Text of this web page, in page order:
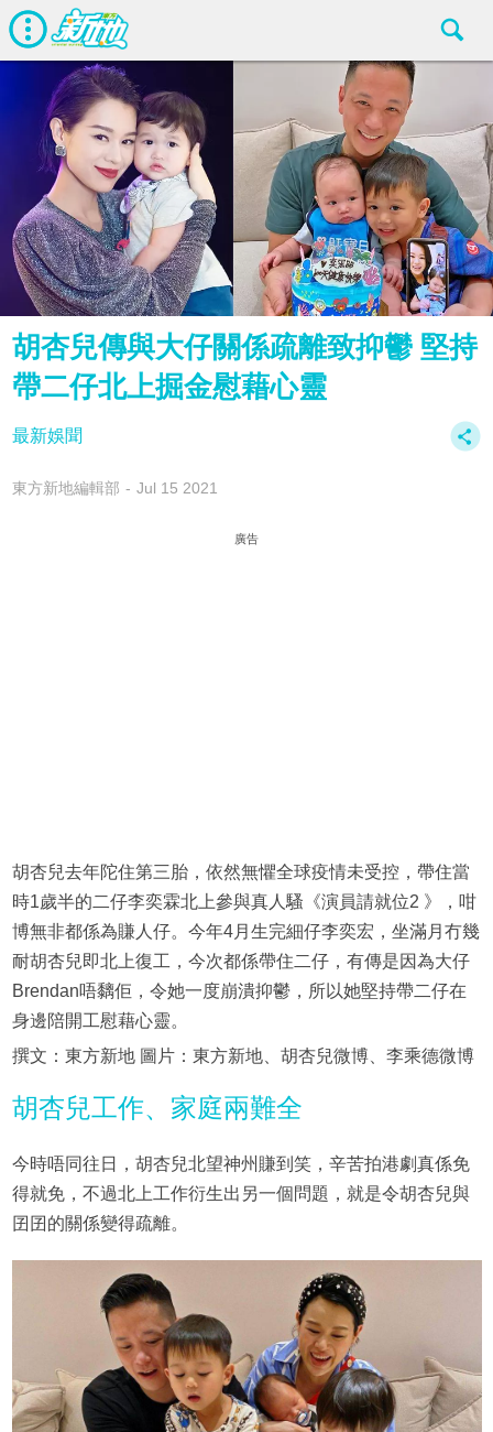
胡杏兒傳與大仔關係疏離致抑鬱 堅持
帶二仔北上掘金慰藉心靈
最新娛聞
東方新地編輯部 Jul 15 2021
廣告
胡杏兒去年陀住第三胎，依然無懼全球疫情未受控，帶住當
時1歲半的二仔李奕霖北上參與真人騷《演員請就位2 》，咁
博無非都係為賺人仔。今年4月生完細仔李奕宏，坐滿月冇幾
耐胡杏兒即北上復工，今次都係帶住二仔，有傳是因為大仔
Brendan唔黐佢，令她一度崩潰抑鬱，所以她堅持帶二仔在
身邊陪開工慰藉心靈。
撰文：東方新地 圖片：東方新地、胡杏兒微博、李乘德微博
胡杏兒工作、家庭兩難全
今時唔同往日，胡杏兒北望神州賺到笑，辛苦拍港劇真係免
得就免，不過北上工作衍生出另一個問題，就是令胡杏兒與
囝囝的關係變得疏離。